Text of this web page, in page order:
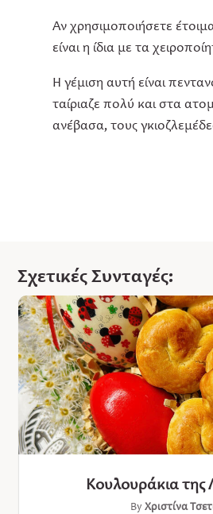
Αν χρησιμοποιήσετε
είναι η ίδια με τα
Η γέμιση αυτή είναι
ταίριαζε πολύ και στα
ανέβασα, τους
Σχετικές Συνταγές:
Κουλουράκια της
By Χριστίνα